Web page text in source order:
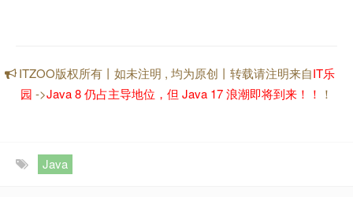
ITZOO版权所有丨如未注明 , 均为原创丨转载请注明来自IT乐
园 ->Java 8 仍占主导地位，但 Java 17 浪潮即将到来！！ ！
Java